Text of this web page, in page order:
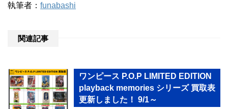
執筆者： funabashi
関連記事
ワンピース P.O.P LIMITED EDITION
playback memories シリーズ 買取表
更新しました！ 9/1～